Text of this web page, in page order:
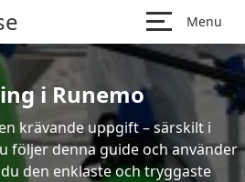
Menu
i Runemo
krävande uppgift – särskilt i
följer denna guide och använder
den enklaste och tryggaste